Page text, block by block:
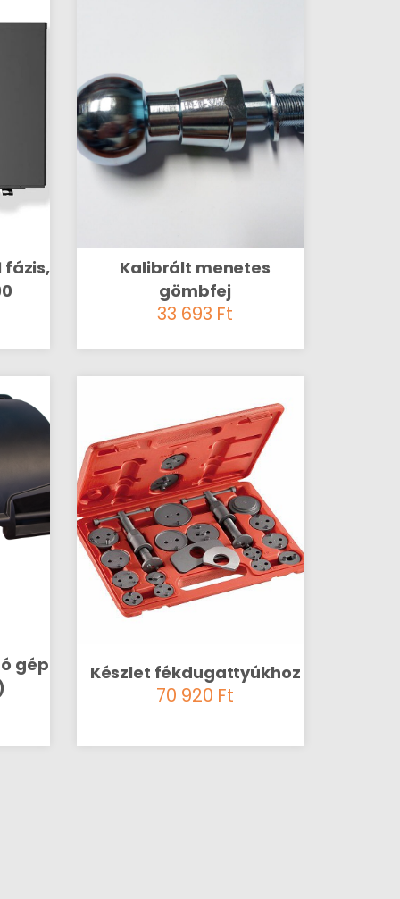
fázis,
Kalibrált menetes
gömbfej
33 693 Ft
gép
Készlet fékdugattyúkhoz
70 920 Ft